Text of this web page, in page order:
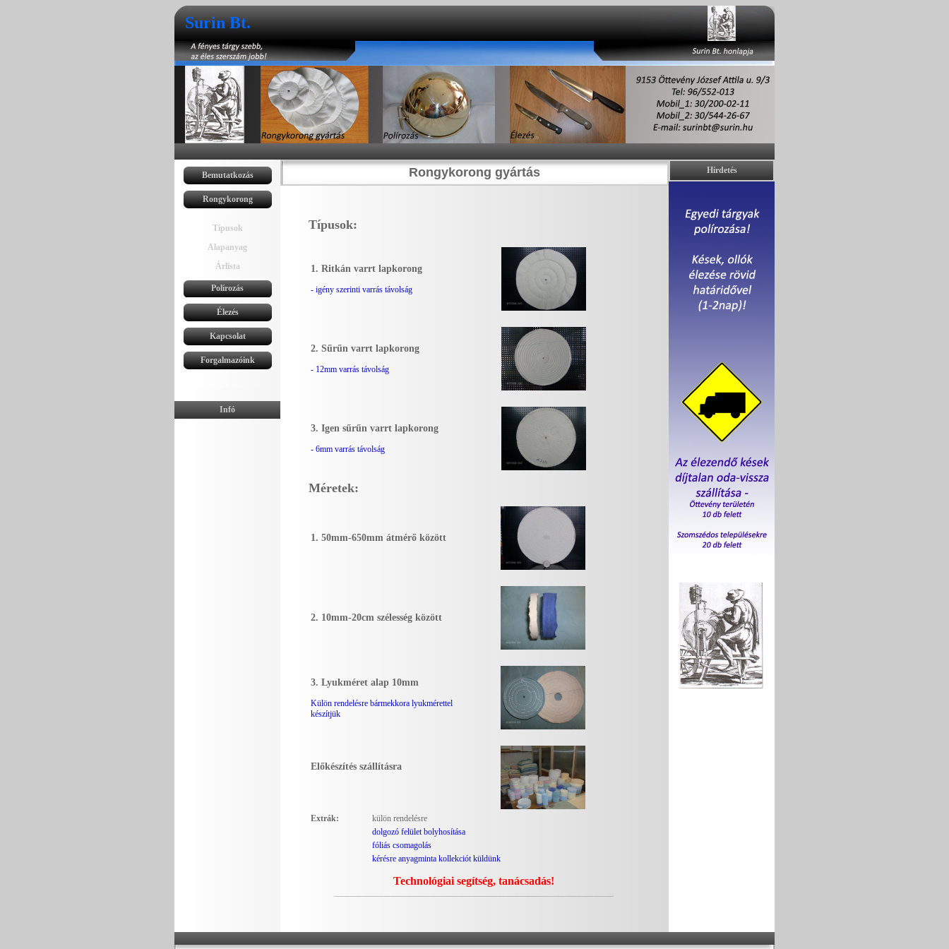
Surin Bt.
Bemutatkozás
Rongykorong
Típusok
Alapanyag
Árlista
Polírozás
Élezés
Kapcsolat
Forgalmazóink
Infó
Rongykorong gyártás
Típusok:
1. Ritkán varrt lapkorong
- igény szerinti varrás távolság
2. Sűrűn varrt lapkorong
- 12mm varrás távolság
3. Igen sűrűn varrt lapkorong
- 6mm varrás távolság
Méretek:
1. 50mm-650mm átmérő között
2. 10mm-20cm szélesség között
3. Lyukméret alap 10mm
Külön rendelésre bármekkora lyukmérettel
készítjük
Előkészítés szállításra
Extrák:
külön rendelésre
dolgozó felület bolyhosítása
fóliás csomagolás
kérésre anyagminta kollekciót küldünk
Technológiai segítség, tanácsadás!
Hírdetés